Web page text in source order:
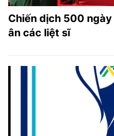
Chiến dịch 500
ân các liệt sĩ